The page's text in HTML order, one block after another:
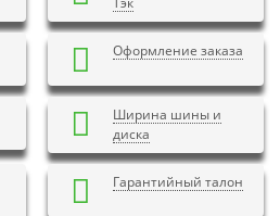
Оформление заказа
Ширина шины и
диска
Гарантийный талон